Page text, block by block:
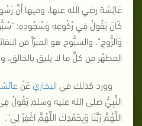
عَائِشَةَ رضي الله عنها، وفيها أَنَّ
كَانَ يَقُولُ فِي رُكُوعِهِ وَسُجُودِهِ:
وَالرُّوحِ". والسبُّوح هو المبرَّأ من
المطهَّر من كلِّ ما لا يليق بالخالق،
وورد كذلك في البخاري عَنْ
النَّبِيُّ صلى الله عليه وسلم يَقُولُ
اللَّهُمَّ رَبَّنَا وَبِحَمْدِكَ اللَّهُمَّ اغْفِرْ لِي".